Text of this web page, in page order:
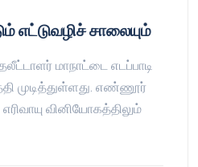
எட்டுவழிச் சாலையும்
மாநாட்டை எடப்பாடி
முடித்துள்ளது. எண்ணூர்
வினியோகத்திலும்